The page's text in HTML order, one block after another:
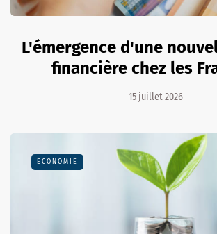
L'émergence d'une
financière chez les
15 juillet 2026
ECONOMIE